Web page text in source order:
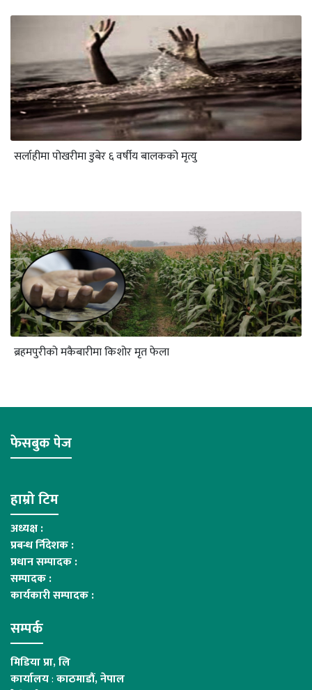
सर्लाहीमा पोखरीमा डुबेर ६ वर्षीय बालकको मृत्यु
ब्रहमपुरीको मकैबारीमा किशोर मृत फेला
फेसबुक पेज
हाम्रो टिम
अध्यक्ष :
प्रबन्ध र्निदेशक :
प्रधान सम्पादक :
सम्पादक :
कार्यकारी सम्पादक :
सम्पर्क
मिडिया प्रा, लि
कार्यालय:काठमाडौं, नेपाल